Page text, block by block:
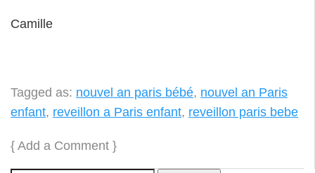
Camille
Tagged as: nouvel an paris bébé, nouvel an Paris
enfant, reveillon a Paris enfant, reveillon paris bebe
{ Add a Comment }